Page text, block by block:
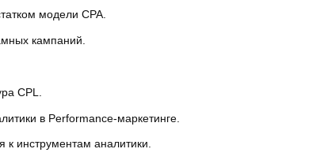
модели CPA.
кампаний.
CPL.
в Performance-маркетинге.
к инструментам аналитики.